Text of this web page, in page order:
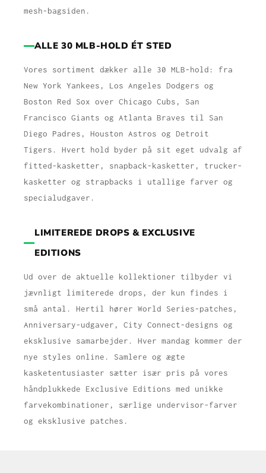
mesh-bagsiden.
ALLE 30 MLB-HOLD ÉT STED
Vores sortiment dækker alle 30 MLB-hold: fra
New York Yankees, Los Angeles Dodgers og
Boston Red Sox over Chicago Cubs, San
Francisco Giants og Atlanta Braves til San
Diego Padres, Houston Astros og Detroit
Tigers. Hvert hold byder på sit eget udvalg af
fitted-kasketter, snapback-kasketter, trucker-
kasketter og strapbacks i utallige farver og
specialudgaver.
LIMITEREDE DROPS & EXCLUSIVE
EDITIONS
Ud over de aktuelle kollektioner tilbyder vi
jævnligt limiterede drops, der kun findes i
små antal. Hertil hører World Series-patches,
Anniversary-udgaver, City Connect-designs og
eksklusive samarbejder. Hver mandag kommer der
nye styles online. Samlere og ægte
kasketentusiaster sætter især pris på vores
håndplukkede Exclusive Editions med unikke
farvekombinationer, særlige undervisor-farver
og eksklusive patches.